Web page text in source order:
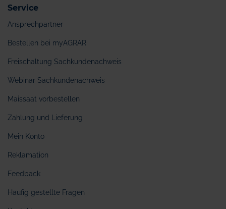
Service
Ansprechpartner
Bestellen bei myAGRAR
Freischaltung Sachkundenachweis
Webinar Sachkundenachweis
Maissaat vorbestellen
Zahlung und Lieferung
Mein Konto
Reklamation
Feedback
Häufig gestellte Fragen